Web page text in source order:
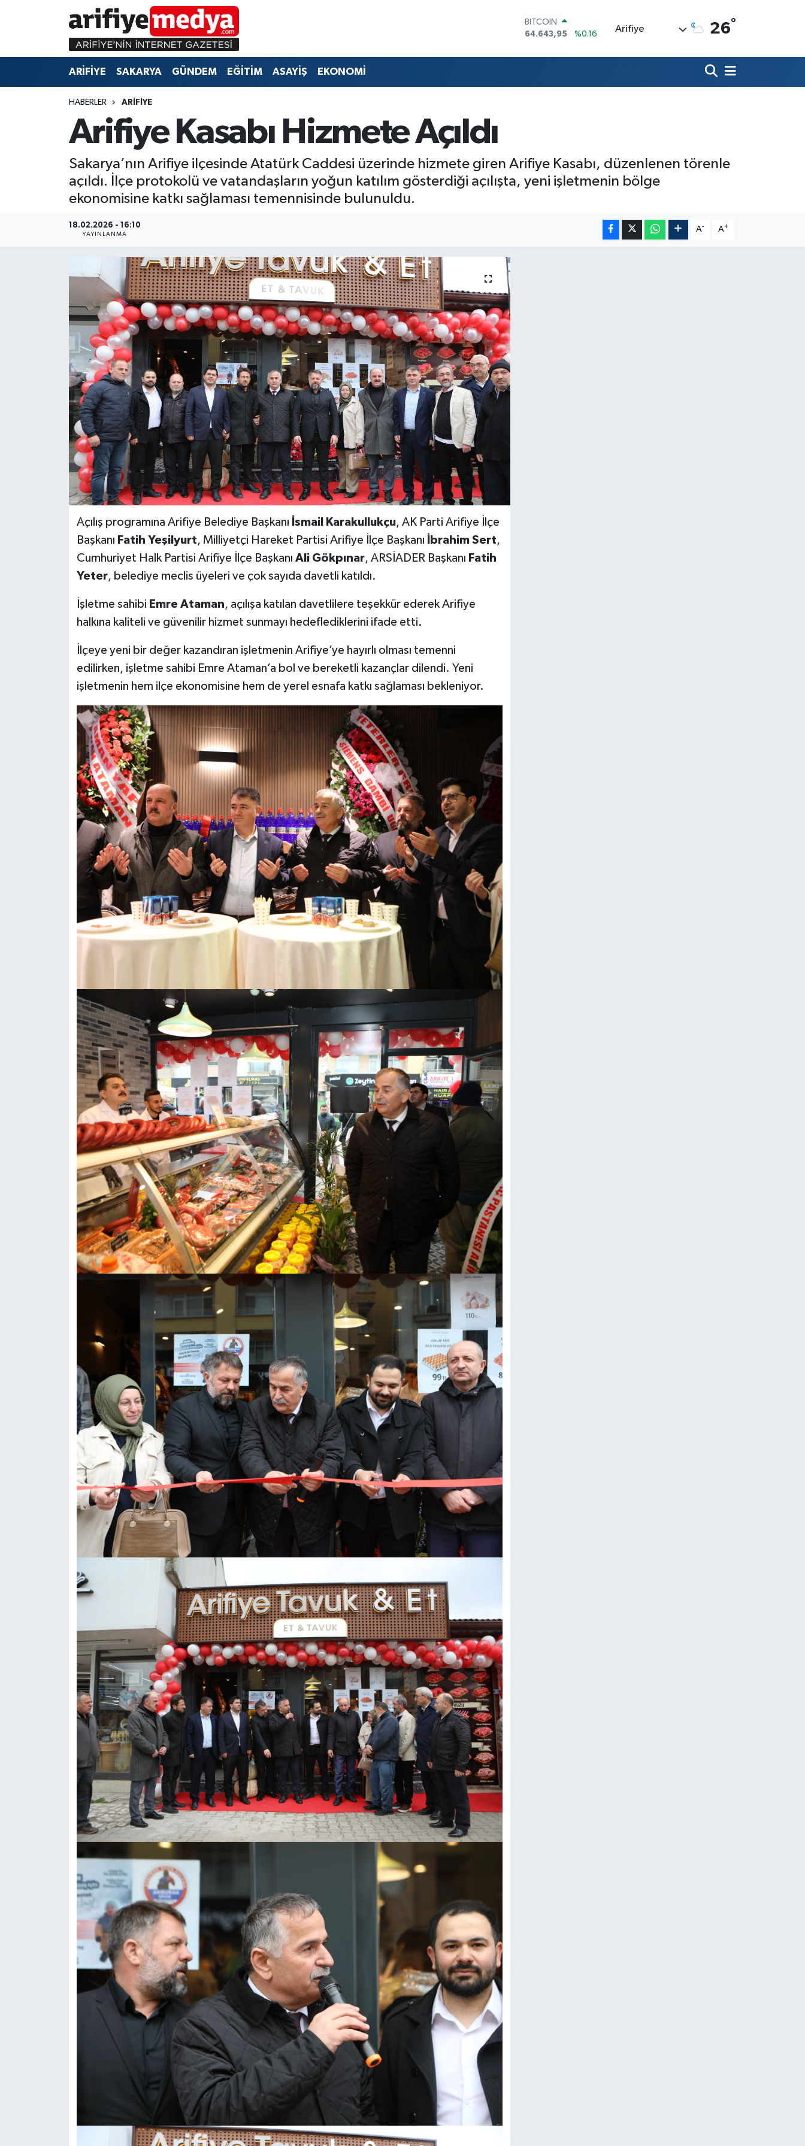
DOLAR
47,6006
%0.06
55,0250
%0.02
Arifiye 26°
ARİFİYE SAKARYA GÜNDEM EĞİTİM ASAYİŞ EKONOMİ
HABERLER ARİFİYE
Arifiye Kasabı Hizmete Açıldı
Sakarya’nın Arifiye ilçesinde Atatürk Caddesi üzerinde hizmete giren Arifiye Kasabı, düzenlenen törenle
açıldı. İlçe protokolü ve vatandaşların yoğun katılım gösterdiği açılışta, yeni işletmenin bölge
ekonomisine katkı sağlaması temennisinde bulunuldu.
18.02.2026 - 16:10
YAYINLANMA
A- A+
Açılış programına Arifiye Belediye Başkanı İsmail Karakullukçu, AK Parti Arifiye İlçe
Başkanı Fatih Yeşilyurt, Milliyetçi Hareket Partisi Arifiye İlçe Başkanı İbrahim Sert,
Cumhuriyet Halk Partisi Arifiye İlçe Başkanı Ali Gökpınar, ARSİADER Başkanı Fatih
Yeter, belediye meclis üyeleri ve çok sayıda davetli katıldı.
İşletme sahibi Emre Ataman, açılışa katılan davetlilere teşekkür ederek Arifiye
halkına kaliteli ve güvenilir hizmet sunmayı hedeflediklerini ifade etti.
İlçeye yeni bir değer kazandıran işletmenin Arifiye’ye hayırlı olması temenni
edilirken, işletme sahibi Emre Ataman’a bol ve bereketli kazançlar dilendi. Yeni
işletmenin hem ilçe ekonomisine hem de yerel esnafa katkı sağlaması bekleniyor.
SAKARYA
GÜNDEM
EKONOMİ
GÜNDEM
EĞİTİM
EKONOMİ
Sakarya Hava Durumu
Sakarya Namaz Vakitleri
Sakarya Trafik Yoğunluk Haritası
Süper Lig Puan Durumu ve Fikstür
Tüm Manşetler
Son Dakika Haberleri
Haber Arşivi